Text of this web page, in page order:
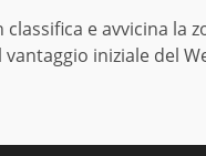
e avvicina la
iniziale del